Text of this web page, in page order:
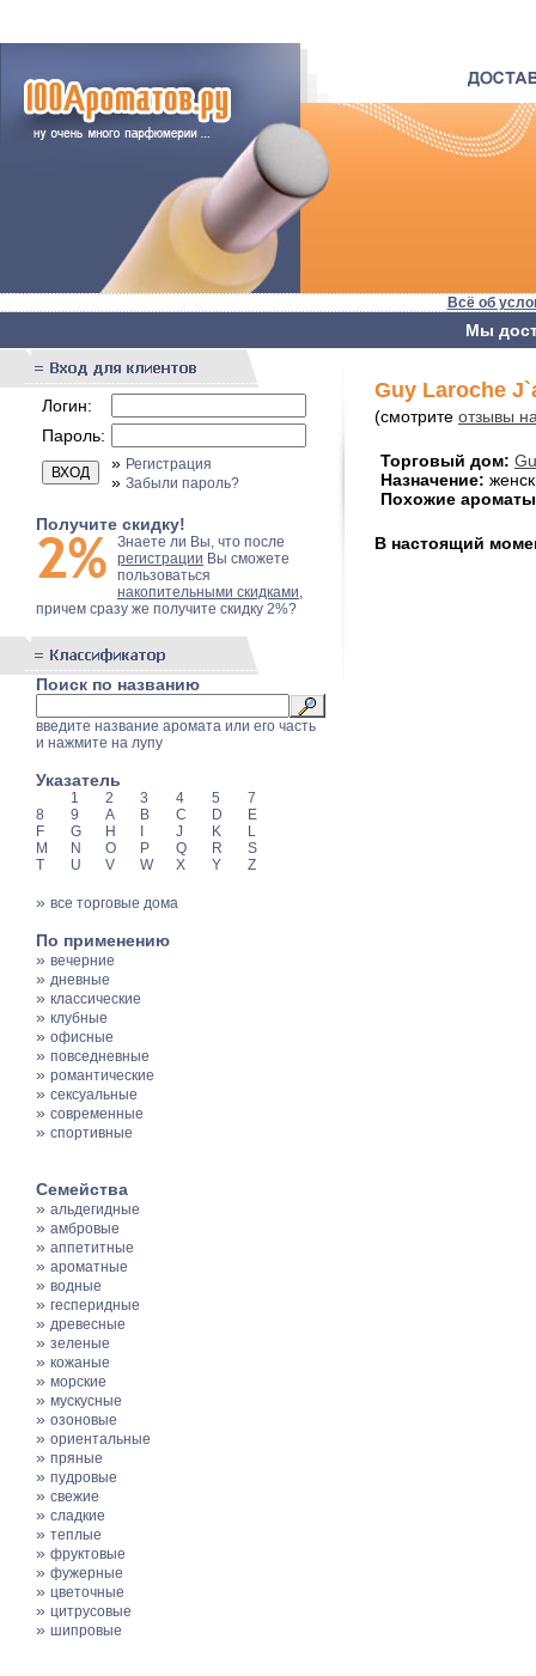
Всё об
Мы
Логин:
Пароль:
» Регистрация
» Забыли пароль?
Получите скидку!
Знаете ли Вы, что после
регистрации Вы сможете
пользоваться
накопительными скидками,
причем сразу же получите скидку 2%?
Поиск по названию
введите название аромата или его часть
и нажмите на лупу
Указатель
1 2 3 4 5
7
8
9 A B C D
E
F
G H J K
L
M
N O P Q R
S
T
U V W X Y Z
» все торговые дома
По применению
» вечерние
» дневные
» классические
» клубные
» офисные
» повседневные
» романтические
» сексуальные
» современные
» спортивные
Семейства
» альдегидные
» амбровые
» аппетитные
» ароматные
» водные
» гесперидные
» древесные
» зеленые
» кожаные
» морские
» мускусные
» озоновые
» ориентальные
» пряные
» пудровые
» свежие
» сладкие
» теплые
» фруктовые
» фужерные
» цветочные
» цитрусовые
» шипровые
Guy Laroche
(смотрите отзывы
Торговый дом:
Назначение:
Похожие
В настоящий